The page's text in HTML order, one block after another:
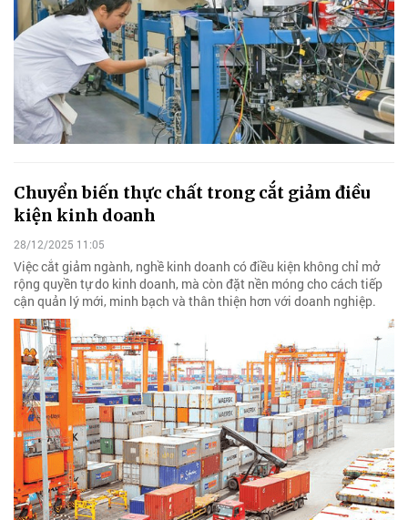
Chuyển biến thực chất trong cắt giảm điều
kiện kinh doanh
28/12/2025 11:05
Việc cắt giảm ngành, nghề kinh doanh có điều kiện không chỉ mở
rộng quyền tự do kinh doanh, mà còn đặt nền móng cho cách tiếp
cận quản lý mới, minh bạch và thân thiện hơn với doanh nghiệp.